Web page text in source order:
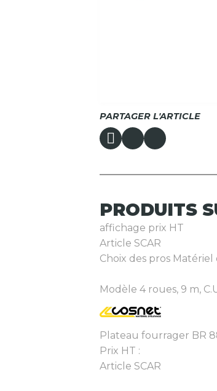
PARTAGER L'ARTICLE
PRODUITS
affichage prix HT
Article SCAR
Choix des pros Matériel
Modèle 4 roues, 9 m,
Plateau fourrager BR
Prix HT :
Article SCAR